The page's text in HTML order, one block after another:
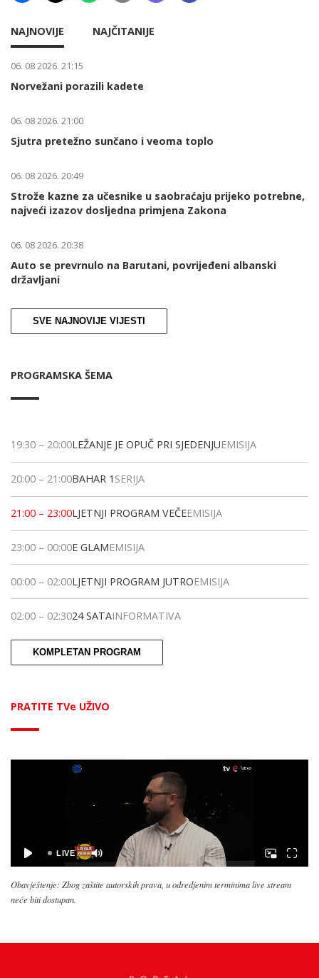
NAJNOVIJE NAJČITANIJE
06. 08 2026. 21:15
Norvežani porazili kadete
06. 08 2026. 21:00
Sjutra pretežno sunčano i veoma toplo
06. 08 2026. 20:49
Strože kazne za učesnike u saobraćaju prijeko potrebne,
najveći izazov dosljedna primjena Zakona
06. 08 2026. 20:38
Auto se prevrnulo na Barutani, povrijeđeni albanski
državljani
SVE NAJNOVIJE VIJESTI
PROGRAMSKA ŠEMA
19:30 – 20:00LEŽANJE JE OPUČ PRI SJEDENJUEMISIJA
20:00 – 21:00BAHAR 1 SERIJA
21:00 – 23:00LJETNJI PROGRAM VEČEEMISIJA
23:00 – 00:00E GLAMEMISIJA
00:00 – 02:00LJETNJI PROGRAM JUTROEMISIJA
02:00 – 02:3024 SATAINFORMATIVA
KOMPLETAN PROGRAM
PRATITE TVe UŽIVO
Obavještenje: Zbog zaštite autorskih prava, u odredjenim terminima live stream
neće biti dostupan.